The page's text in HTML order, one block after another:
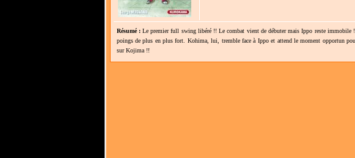
Résumé : Le premier full swing libéré !! Le combat vient de débuter mais Ippo reste immobile
poings de plus en plus fort. Kohima, lui, tremble face à Ippo et attend le moment opportun
sur Kojima !!